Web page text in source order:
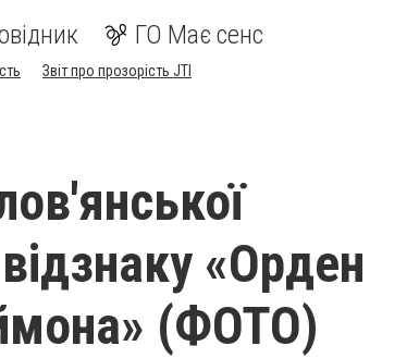
ГО Має сенс
Звіт про прозорість JTI
«Орден
(ФОТО)